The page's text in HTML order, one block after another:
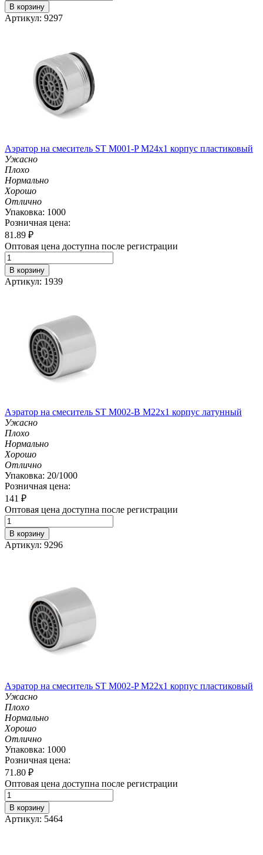
В корзину
Артикул: 9297
Аэратор на смеситель ST М001-P М24х1 корпус пластиковый
Ужасно
Плохо
Нормально
Хорошо
Отлично
Упаковка: 1000
Розничная цена:
81.89 ₽
Оптовая цена доступна после регистрации
В корзину
Артикул: 1939
Аэратор на смеситель ST М002-B М22х1 корпус латунный
Ужасно
Плохо
Нормально
Хорошо
Отлично
Упаковка: 20/1000
Розничная цена:
141 ₽
Оптовая цена доступна после регистрации
В корзину
Артикул: 9296
Аэратор на смеситель ST М002-P М22х1 корпус пластиковый
Ужасно
Плохо
Нормально
Хорошо
Отлично
Упаковка: 1000
Розничная цена:
71.80 ₽
Оптовая цена доступна после регистрации
В корзину
Артикул: 5464